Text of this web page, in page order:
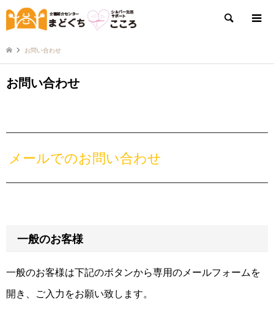
検索
お問い合わせ
お問い合わせ
メールでのお問い合わせ
一般のお客様
一般のお客様は下記のボタンから専用のメールフォームを
開き、ご入力をお願い致します。